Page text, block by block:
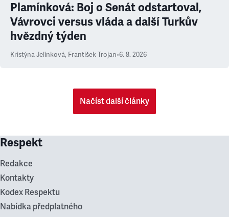
Plamínková: Boj o Senát odstartoval,
Vávrovci versus vláda a další Turkův
hvězdný týden
Kristýna Jelínková, František Trojan•6. 8. 2026
Načíst další články
Respekt
Redakce
Kontakty
Kodex Respektu
Nabídka předplatného